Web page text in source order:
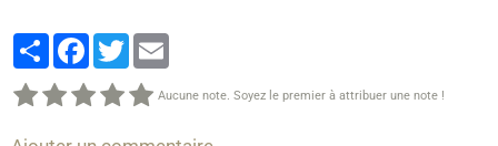
PartagerFacebook
Twitter
Aucune note. Soyez le premier à attribuer une note !